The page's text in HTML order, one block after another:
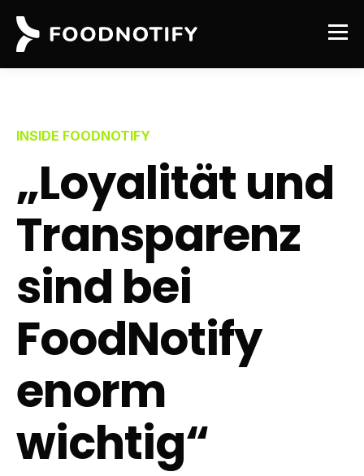
INSIDE FOODNOTIFY
„Loyalität und
Transparenz
sind bei
FoodNotify
enorm
wichtig“